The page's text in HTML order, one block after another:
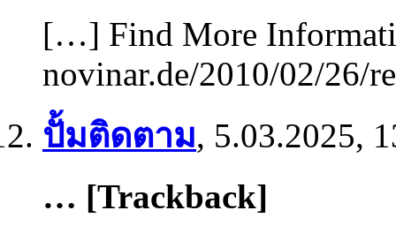
[…] Find More
novinar.de/2010/02/
ปั้มติดตาม, 5.03.2025,
… [Trackback]